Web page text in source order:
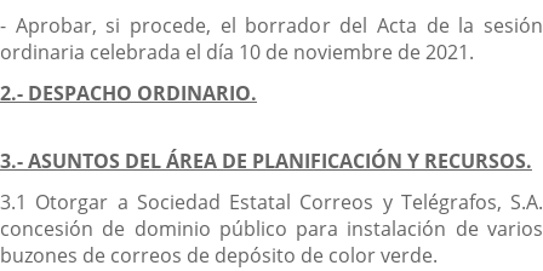
- Aprobar, si procede, el borrador del Acta de la sesión
ordinaria celebrada el día 10 de noviembre de 2021.
2.- DESPACHO ORDINARIO.
3.- ASUNTOS DEL ÁREA DE PLANIFICACIÓN Y RECURSOS.
3.1 Otorgar a Sociedad Estatal Correos y Telégrafos, S.A.
concesión de dominio público para instalación de varios
buzones de correos de depósito de color verde.